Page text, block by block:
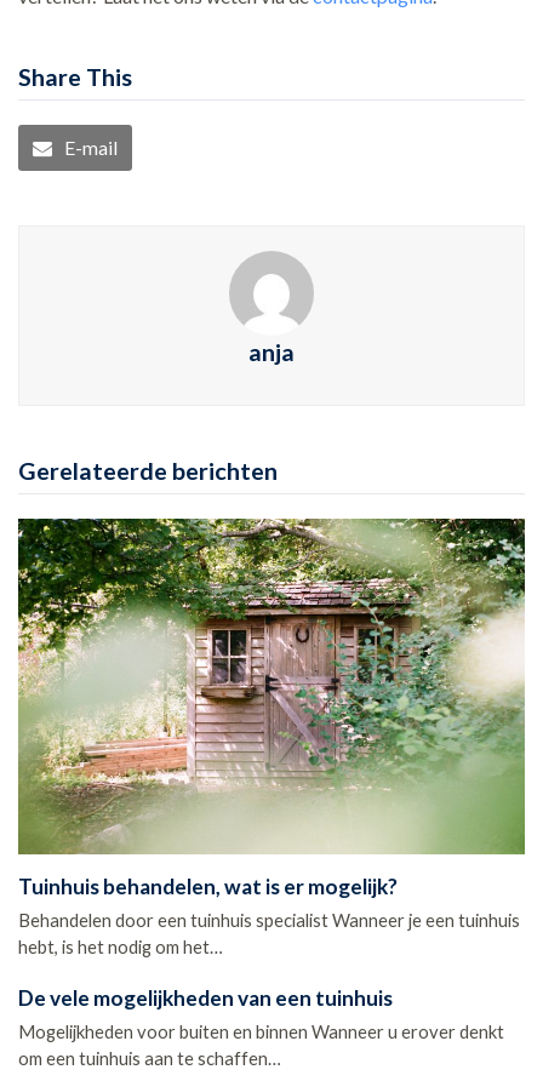
Share This
E-mail
anja
Gerelateerde berichten
Tuinhuis behandelen, wat is er mogelijk?
Behandelen door een tuinhuis specialist Wanneer je een tuinhuis
hebt, is het nodig om het…
De vele mogelijkheden van een tuinhuis
Mogelijkheden voor buiten en binnen Wanneer u erover denkt
om een tuinhuis aan te schaffen…